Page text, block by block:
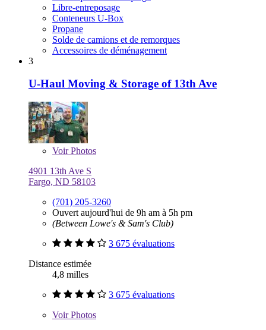
Libre-entreposage
Conteneurs U-Box
Propane
Solde de camions et de remorques
Accessoires de déménagement
3
U-Haul Moving & Storage of 13th Ave
VoirPhotos
4901 13th Ave S
Fargo, ND 58103
(701) 205-3260
Ouvert aujourd'hui de 9h am à 5h pm
(Between Lowe's & Sam's Club)
3 675 évaluations
Distance estimée
4,8 milles
3 675 évaluations
VoirPhotos